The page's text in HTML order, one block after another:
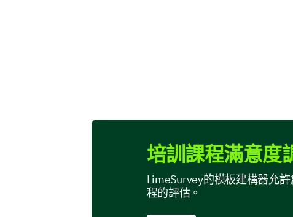
培訓課程滿意度
LimeSurvey的模板建構器允
程的評估。